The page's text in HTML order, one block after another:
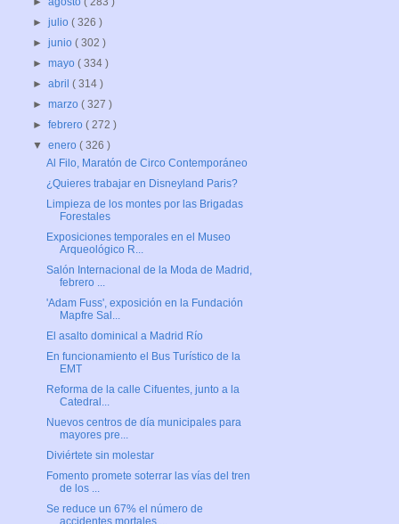
►julio( 326 )
►junio( 302 )
►mayo( 334 )
►abril( 314 )
►marzo( 327 )
►febrero( 272 )
▼enero( 326 )
Al Filo, Maratón de Circo Contemporáneo
¿Quieres trabajar en Disneyland Paris?
Limpieza de los montes por las Brigadas
Forestales
Exposiciones temporales en el Museo
Arqueológico R...
Salón Internacional de la Moda de Madrid,
febrero ...
'Adam Fuss', exposición en la Fundación
Mapfre Sal...
El asalto dominical a Madrid Río
En funcionamiento el Bus Turístico de la
EMT
Reforma de la calle Cifuentes, junto a la
Catedral...
Nuevos centros de día municipales para
mayores pre...
Diviértete sin molestar
Fomento promete soterrar las vías del tren
de los ...
Se reduce un 67% el número de